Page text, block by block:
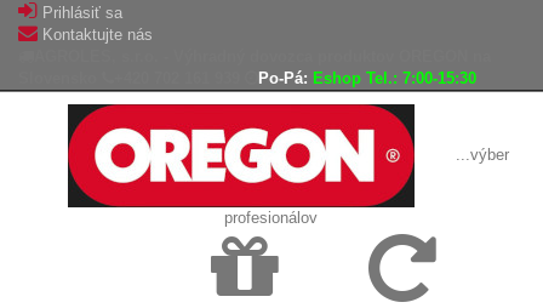
Prihlásiť sa
Kontaktujte nás
Po-Pá: Eshop Tel.: 7:00-15:30
...výber
profesionálov